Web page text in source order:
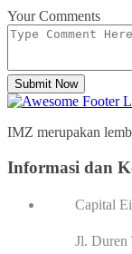
Your Comments
Submit Now
IMZ merupakan
Informasi dan
Capital
Jl. Duren